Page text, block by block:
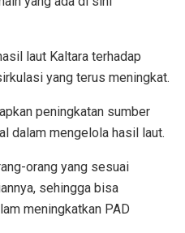
laut Kaltara terhadap
yang terus meningkat.
peningkatan sumber
dalam mengelola hasil laut.
orang yang sesuai
sehingga bisa
meningkatkan PAD